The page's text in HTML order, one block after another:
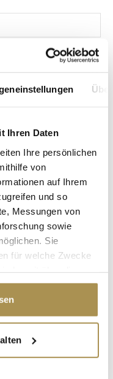
Ihren Daten
Ihre persönlichen
von
auf Ihrem
und so
Messungen von
sowie
Sie
für welche Zwecke
auf das Privacy
Lage
Meter genau sein
ABSENDEN
LAUTSCHALTEN